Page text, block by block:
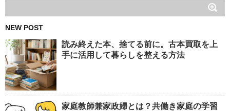
NEW POST
読み終えた本、捨てる前に。古本買取を上
手に活用して暮らしを整える方法
家庭教師兼家政婦とは？共働き家庭の学習